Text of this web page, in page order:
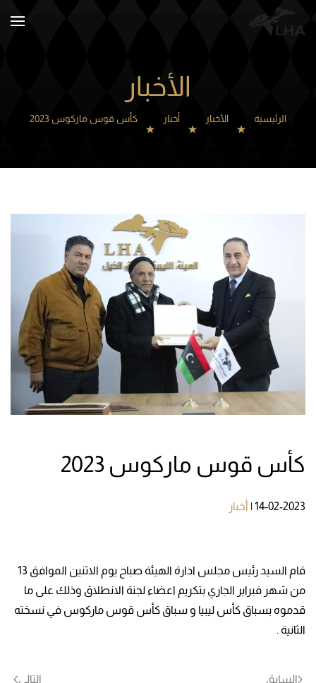
الأخبار
الرئيسية الأخبار أخبار كأس قوس ماركوس 2023
كأس قوس ماركوس 2023
14-02-2023
| أخبار
قام السيد رئيس مجلس ادارة الهيئة صباح يوم الاثنين الموافق 13
من شهر فبراير الجاري بتكريم اعضاء لجنة الانطلاق وذلك على ما
قدموه بسباق كأس ليبيا و سباق كأس قوس ماركوس في نسخته
الثانية .
السابق التالي